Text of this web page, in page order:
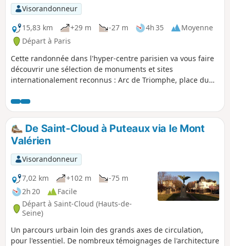
Visorandonneur
15,83 km
+29 m -27 m 4h 35
Moyenne
Départ à Paris
Cette randonnée dans l'hyper-centre parisien va vous faire
découvrir une sélection de monuments et sites
internationalement reconnus : Arc de Triomphe, place du
Palais Bourbon, le Musée d'Orsay, les Quais de Seine, l'Île
de la Cité avec la Sainte-Chapelle et la cathédrale Notre
Dame, l'Hôtel de ville de Paris, la Tour Saint-Jacques, le
centre Georges Pompidou, les Nouvelles Halles, la Bourse
du Commerce, le Conseil d'État, le Louvre, le Jardin des
Tuileries, la Place de la Concorde, le Petit et le Grand Palais,
le théâtre Marigny, le Ministère de l'Intérieur, le Palais de
l'Élysée et "la plus belle avenue du monde" les Champs
Élysées.
De Saint-Cloud à Puteaux via le Mont
Valérien
Visorandonneur
7,02 km
+102 m
-75 m
2h 20
Facile
Départ à Saint-Cloud (Hauts-de-
Seine)
Un parcours urbain loin des grands axes de circulation,
pour l'essentiel. De nombreux témoignages de l'architecture